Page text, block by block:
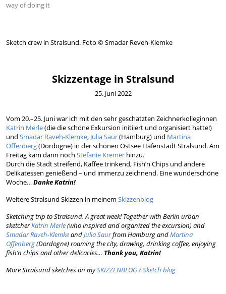
way of doing it
Sketch crew in Stralsund. Foto © Smadar Reveh-Klemke
Skizzentage in Stralsund
25. Juni 2022
Vom 20.–25. Juni war ich mit den sehr geschätzten Zeichnerkolleginnen
Katrin Merle(die die schöne Exkursion initiiert und organisiert hatte!)
und Smadar Raveh-Klemke, Julia Saur(Hamburg) und Martina
Offenberg(Dordogne) in der schönen Ostsee Hafenstadt Stralsund. Am
Freitag kam dann noch Stefanie Kremer hinzu.
Durch die Stadt streifend, Kaffee trinkend, Fish’n Chips und andere
Delikatessen genießend – und immerzu zeichnend. Eine wunderschöne
Woche…Danke Katrin!
Weitere Stralsund Skizzen in meinem Skizzenblog
Sketching trip to Stralsund. A great week! Together with Berlin urban
sketcherKatrin Merle(who inspired and organized the excursion) and
Smadar Raveh-KlemkeandJulia Saurfrom Hamburg andMartina
Offenberg(Dordogne) roaming the city, drawing, drinking coffee, enjoying
fish’n chips and other delicacies… Thank you, Katrin!
More Stralsund sketches on mySKIZZENBLOG / Sketch blog